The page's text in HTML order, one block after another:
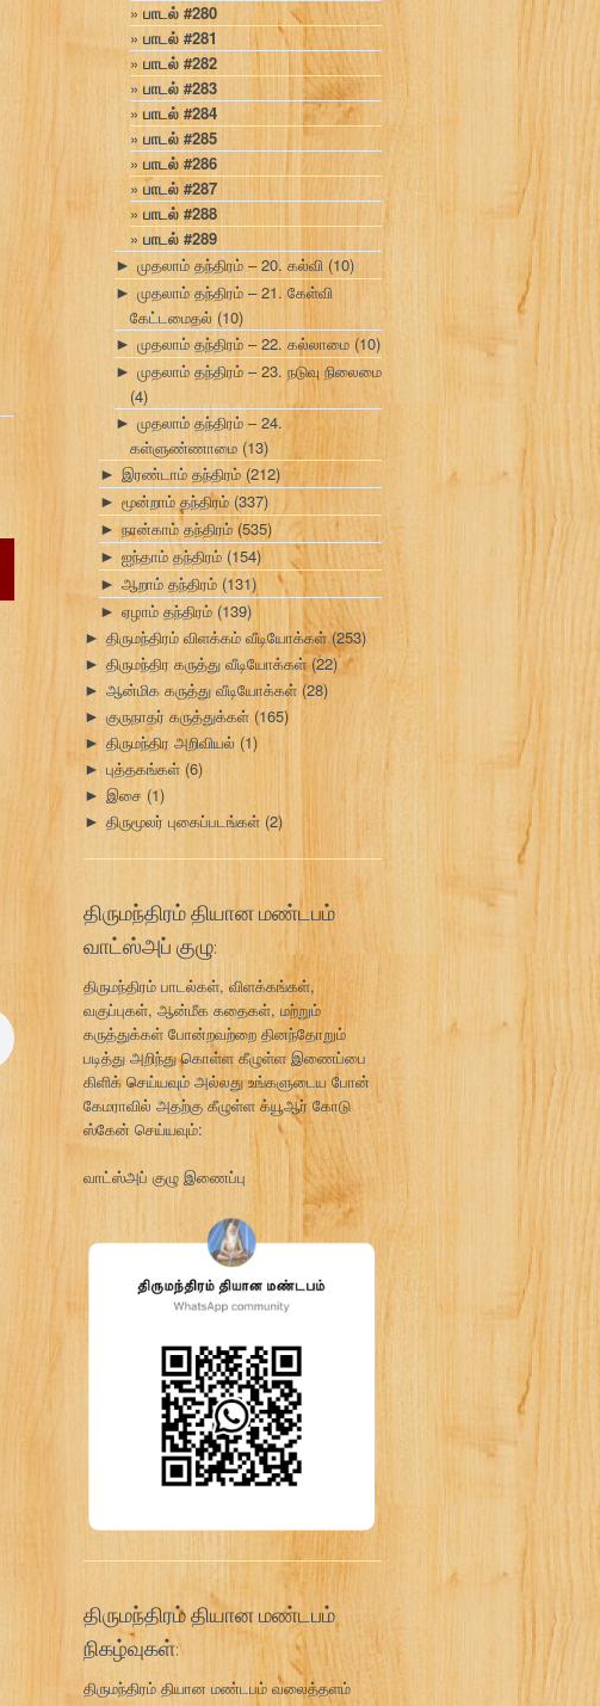
பாடல் #280
பாடல் #281
பாடல் #282
பாடல் #283
பாடல் #284
பாடல் #285
பாடல் #286
பாடல் #287
பாடல் #288
பாடல் #289
► முதலாம் தந்திரம் – 20. கல்வி (10)
► முதலாம் தந்திரம் – 21. கேள்வி
கேட்டமைதல் (10)
► முதலாம் தந்திரம் – 22. கல்லாமை (10)
► முதலாம் தந்திரம் – 23. நடுவு நிலைமை
(4)
► முதலாம் தந்திரம் – 24.
கள்ளுண்ணாமை (13)
► இரண்டாம் தந்திரம் (212)
► மூன்றாம் தந்திரம் (337)
► நான்காம் தந்திரம் (535)
► ஐந்தாம் தந்திரம் (154)
► ஆறாம் தந்திரம் (131)
► ஏழாம் தந்திரம் (139)
► திருமந்திரம் விளக்கம் வீடியோக்கள்(253)
► திருமந்திர கருத்து வீடியோக்கள்(22)
► ஆன்மிக கருத்து வீடியோக்கள் (28)
► குருநாதர் கருத்துக்கள் (165)
► திருமந்திர அறிவியல் (1)
► புத்தகங்கள் (6)
► இசை (1)
► திருமூலர் புகைப்படங்கள் (2)
திருமந்திரம் தியான மண்டபம்
வாட்ஸ்அப் குழு:
திருமந்திரம் பாடல்கள், விளக்கங்கள்,
வகுப்புகள், ஆன்மீக கதைகள், மற்றும்
கருத்துக்கள் போன்றவற்றை தினந்தோறும்
படித்து அறிந்து கொள்ள கீழுள்ள இணைப்பை
கிளிக் செய்யவும் அல்லது உங்களுடைய போன்
கேமராவில் அதற்கு கீழுள்ள க்யூஆர் கோடு
ஸ்கேன் செய்யவும்:
வாட்ஸ்அப் குழு இணைப்பு
திருமந்திரம் தியான மண்டபம்
நிகழ்வுகள்:
திருமந்திரம் தியான மண்டபம் வலைத்தளம்